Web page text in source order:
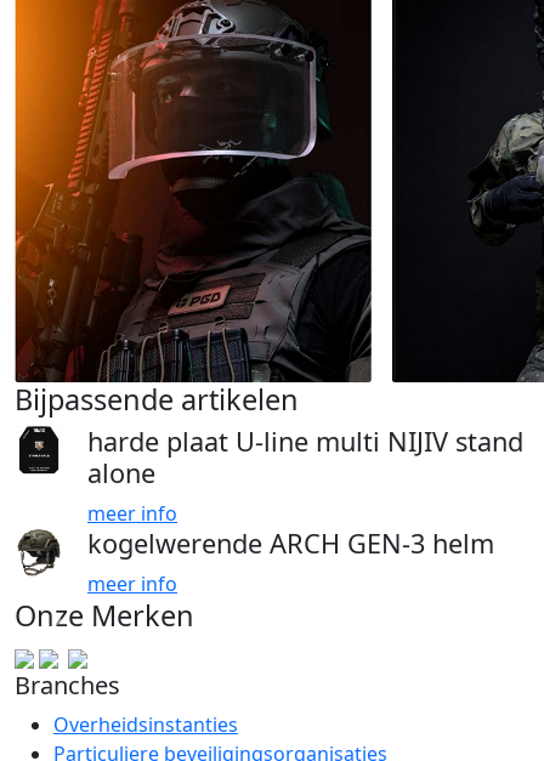
Bijpassende artikelen
harde plaat U-line multi NIJIV stand
alone
meer info
kogelwerende ARCH GEN-3 helm
meer info
Onze Merken
Branches
Overheidsinstanties
Particuliere beveiligingsorganisaties